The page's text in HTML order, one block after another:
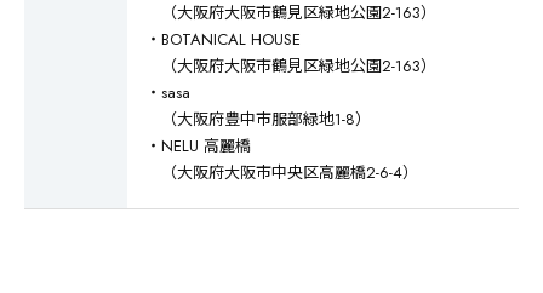
（大阪府大阪市鶴見区緑地公園2-163）
・BOTANICAL HOUSE
（大阪府大阪市鶴見区緑地公園2-163）
・sasa
（大阪府豊中市服部緑地1-8）
・NELU 高麗橋
（大阪府大阪市中央区高麗橋2-6-4）